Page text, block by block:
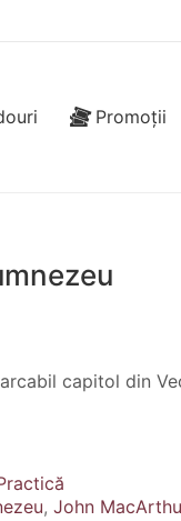
Promoții
capitol din
, John